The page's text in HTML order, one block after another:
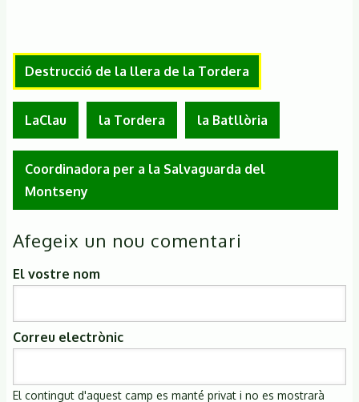
Destrucció de la llera de la Tordera
LaClau la Tordera la Batllòria
Coordinadora per a la Salvaguarda del
Montseny
Afegeix un nou comentari
El vostre nom
Correu electrònic
El contingut d'aquest camp es manté privat i no es mostrarà